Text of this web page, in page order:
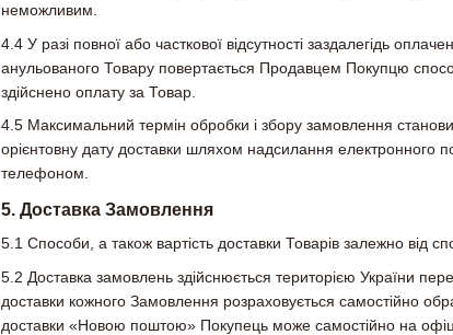
неможливим.
4.4 У разі повної або часткової відсутності заздалегідь
анульованого Товару повертається Продавцем Покупцю
здійснено оплату за Товар.
4.5 Максимальний термін обробки і збору замовлення
орієнтовну дату доставки шляхом надсилання
телефоном.
5. Доставка Замовлення
5.1 Способи, а також вартість доставки Товарів залежно від
5.2 Доставка замовлень здійснюється територією України
доставки кожного Замовлення розраховується самостійно
доставки «Новою поштою» Покупець може самостійно на